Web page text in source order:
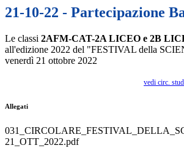
21-10-22 - Partecipazione
Le classi 2AFM-CAT-2A LICEO e 2B
all'edizione 2022 del "FESTIVAL della
venerdì 21 ottobre 2022
vedi circ.
Allegati
21_OTT_2022.pdf